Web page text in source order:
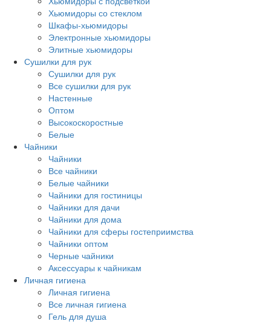
Хьюмидоры со стеклом
Шкафы-хьюмидоры
Электронные хьюмидоры
Элитные хьюмидоры
Сушилки для рук
Сушилки для рук
Все сушилки для рук
Настенные
Оптом
Высокоскоростные
Белые
Чайники
Чайники
Все чайники
Белые чайники
Чайники для гостиницы
Чайники для дачи
Чайники для дома
Чайники для сферы гостеприимства
Чайники оптом
Черные чайники
Аксессуары к чайникам
Личная гигиена
Личная гигиена
Все личная гигиена
Гель для душа